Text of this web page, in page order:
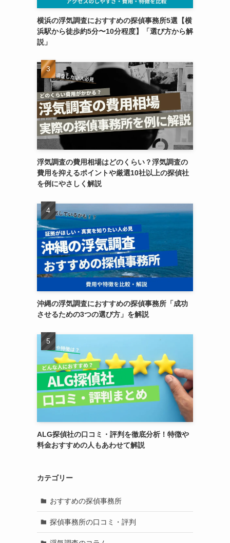
横浜の浮気調査におすすめの探偵事務所5選【横
浜駅から徒歩約5分〜10分程度】「選び方から解
説」
浮気調査の費用相場はどのくらい？浮気調査の
費用を抑えるポイントや厳選10社以上の探偵社
を例にやさしく解説
沖縄の浮気調査におすすめの探偵事務所「成功
させるための3つの選び方」を解説
ALG探偵社の口コミ・評判を徹底分析！特徴や
料金おすすめの人もあわせて解説
カテゴリー
おすすめの探偵事務所
探偵事務所の口コミ・評判